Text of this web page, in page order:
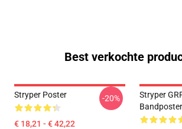
Best verkochte
Stryper Poster
€ 18,21 - € 42,22
-20%
Stryper
Bandposter